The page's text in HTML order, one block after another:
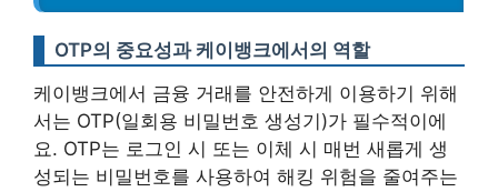
OTP의 중요성과 케이뱅크에서의 역할
케이뱅크에서 금융 거래를 안전하게 이용하기 위해
서는 OTP(일회용 비밀번호 생성기)가 필수적이에
요. OTP는 로그인 시 또는 이체 시 매번 새롭게 생
성되는 비밀번호를 사용하여 해킹 위험을 줄여주는